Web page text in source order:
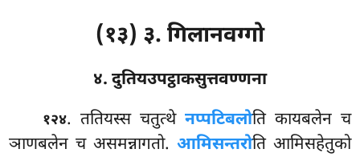
(१३) ३. गिलानवग्गो
४. दुतियउपट्ठाकसुत्तवण्णना
१२४. ततियस्स चतुत्थे नप्पटिबलोति कायबलेन च
ञाणबलेन च असमन्नागतो. आमिसन्तरोति आमिसहेतुको